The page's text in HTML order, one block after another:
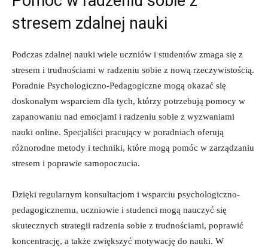
stresem zdalnej nauki
Podczas zdalnej nauki wiele uczniów i⁢ studentów zmaga się z
stresem‌ i⁢ trudnościami w radzeniu sobie z nową ⁤rzeczywistością.
Poradnie Psychologiczno-Pedagogiczne‍ mogą okazać się
doskonałym‌ wsparciem dla tych, którzy potrzebują pomocy ⁣w
‍zapanowaniu nad emocjami i⁣ radzeniu sobie z wyzwaniami
nauki online. Specjaliści⁤ pracujący ⁣w ​poradniach oferują⁤
różnorodne metody i‌ techniki,⁤ które‌ mogą pomóc w zarządzaniu
stresem‌ i poprawie samopoczucia.
Dzięki ‌regularnym konsultacjom i wsparciu psychologiczno-
pedagogicznemu,⁢ uczniowie i studenci mogą nauczyć się
skutecznych strategii radzenia ‌sobie ⁢z trudnościami, poprawić
koncentrację, a także zwiększyć motywację do nauki. W